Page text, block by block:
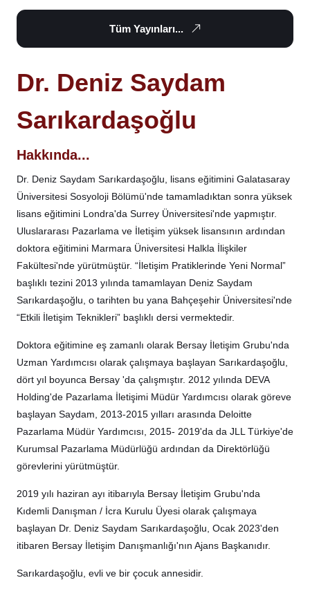
Tüm Yayınları...
Dr. Deniz Saydam
Sarıkardaşoğlu
Hakkında...
Dr. Deniz Saydam Sarıkardaşoğlu, lisans eğitimini Galatasaray
Üniversitesi Sosyoloji Bölümü'nde tamamladıktan sonra yüksek
lisans eğitimini Londra'da Surrey Üniversitesi'nde yapmıştır.
Uluslararası Pazarlama ve İletişim yüksek lisansının ardından
doktora eğitimini Marmara Üniversitesi Halkla İlişkiler
Fakültesi'nde yürütmüştür. “İletişim Pratiklerinde Yeni Normal”
başlıklı tezini 2013 yılında tamamlayan Deniz Saydam
Sarıkardaşoğlu, o tarihten bu yana Bahçeşehir Üniversitesi'nde
“Etkili İletişim Teknikleri” başlıklı dersi vermektedir.
Doktora eğitimine eş zamanlı olarak Bersay İletişim Grubu'nda
Uzman Yardımcısı olarak çalışmaya başlayan Sarıkardaşoğlu,
dört yıl boyunca Bersay 'da çalışmıştır. 2012 yılında DEVA
Holding'de Pazarlama İletişimi Müdür Yardımcısı olarak göreve
başlayan Saydam, 2013-2015 yılları arasında Deloitte
Pazarlama Müdür Yardımcısı, 2015- 2019'da da JLL Türkiye'de
Kurumsal Pazarlama Müdürlüğü ardından da Direktörlüğü
görevlerini yürütmüştür.
2019 yılı haziran ayı itibarıyla Bersay İletişim Grubu'nda
Kıdemli Danışman / İcra Kurulu Üyesi olarak çalışmaya
başlayan Dr. Deniz Saydam Sarıkardaşoğlu, Ocak 2023'den
itibaren Bersay İletişim Danışmanlığı'nın Ajans Başkanıdır.
Sarıkardaşoğlu, evli ve bir çocuk annesidir.